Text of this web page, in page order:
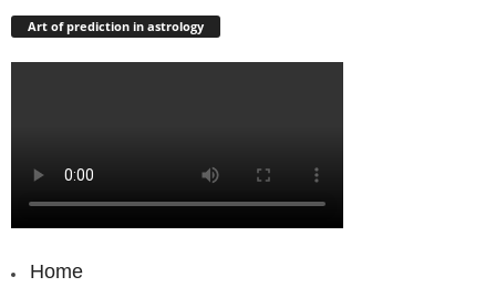
Art of prediction in astrology
Home